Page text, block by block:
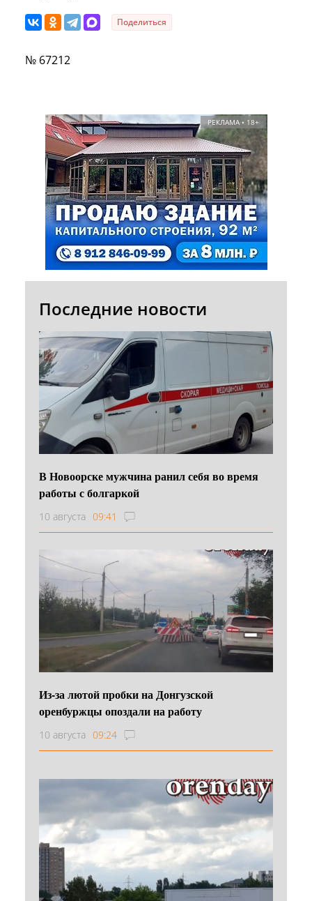
Поделиться
№ 67212
РЕКЛАМА • 18+
Последние новости
В Новоорске мужчина ранил себя во время
работы с болгаркой
10 августа 09:41
Из-за лютой пробки на Донгузской
оренбуржцы опоздали на работу
10 августа 09:24